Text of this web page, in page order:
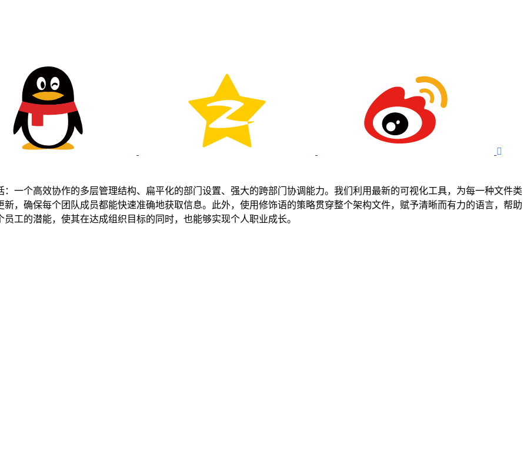

一个高效协作的多层管理结构、扁平化的部门设置、强大的跨部门协调能力。我们利用最新的可视化工具，为每一种文件类
，确保每个团队成员都能快速准确地获取信息。此外，使用修饰语的策略贯穿整个架构文件，赋予清晰而有力的语言，帮助
工的潜能，使其在达成组织目标的同时，也能够实现个人职业成长。